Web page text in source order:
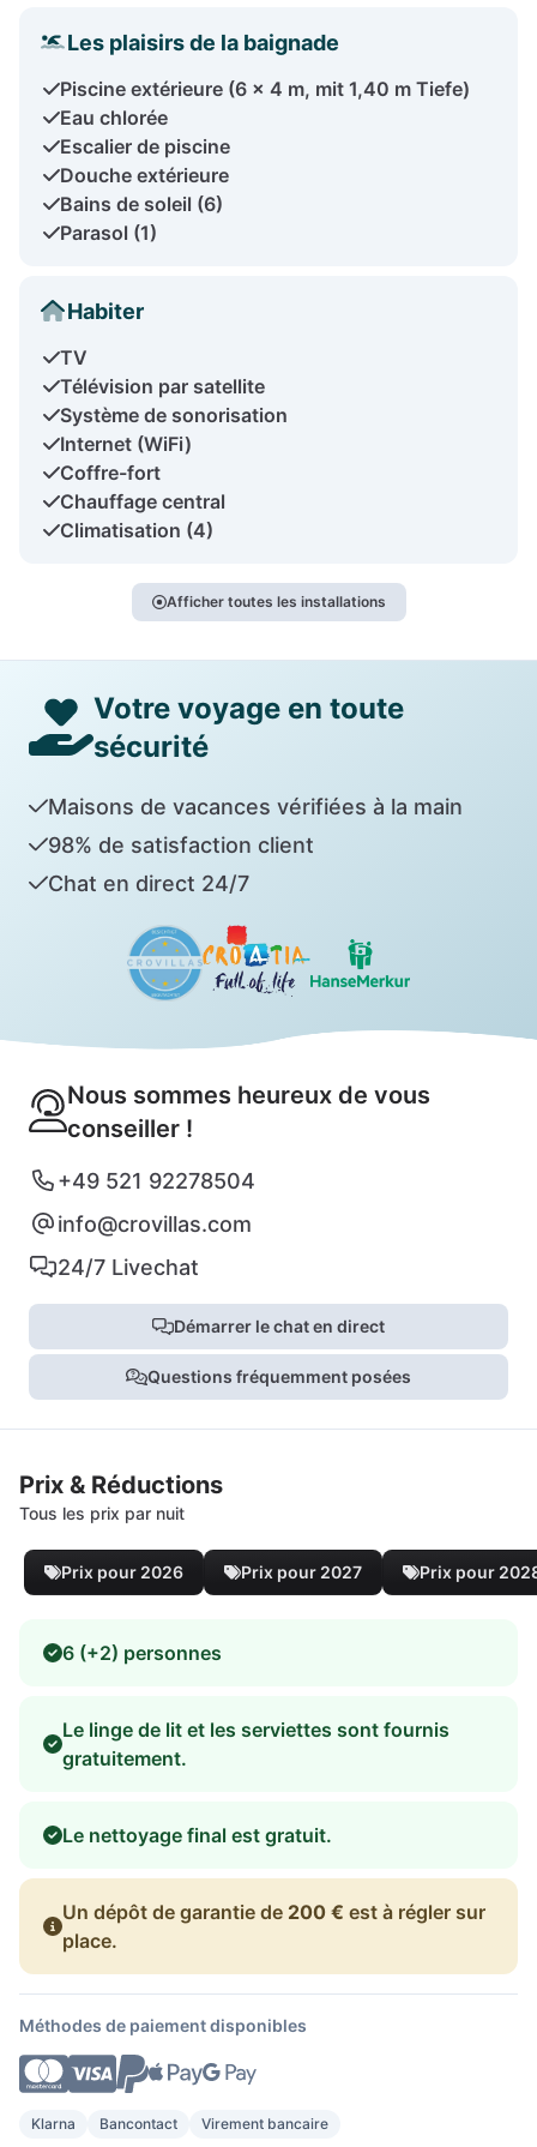
Les plaisirs de la baignade
Piscine extérieure (6 x 4 m, mit 1,40 m Tiefe)
Eau chlorée
Escalier de piscine
Douche extérieure
Bains de soleil (6)
Parasol (1)
Habiter
TV
Télévision par satellite
Système de sonorisation
Internet (WiFi)
Coffre-fort
Chauffage central
Climatisation (4)
Afficher toutes les installations
Votre voyage en toute
sécurité
Maisons de vacances vérifiées à la main
98% de satisfaction client
Chat en direct 24/7
Nous sommes heureux de vous
conseiller !
+49 521 92278504
info@crovillas.com
24/7 Livechat
Démarrer le chat en direct
Questions fréquemment posées
Prix & Réductions
Tous les prix par nuit
Prix pour 2026 Prix pour 2027 Prix pour
6 (+2) personnes
Le linge de lit et les serviettes sont fournis
gratuitement.
Le nettoyage final est gratuit.
Un dépôt de garantie de 200 € est à régler sur
place.
Méthodes de paiement disponibles
Klarna Bancontact Virement bancaire